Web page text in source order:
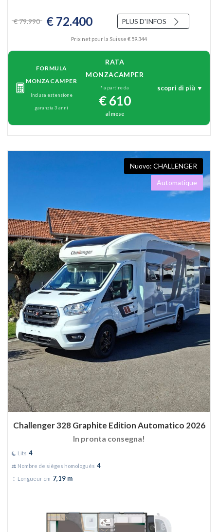
€ 79.990 € 72.400 PLUS D'INFOS
Prix net pour la Suisse € 59.344
FORMULA
MONZACAMPER
Inclusa estensione
garanzia 3 anni
RATA
MONZACAMPER
* a partire da
€ 610
al mese
scopri di più ▼
CHALLENGER
Automatique
Challenger 328 Graphite Edition Automatico 2026
In pronta consegna!
Lits 4
Nombre de sièges homologués 4
Longueur cm 7,19 m